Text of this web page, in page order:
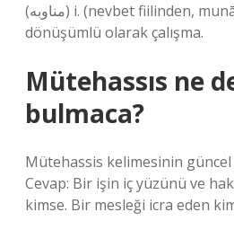
(ﻣﻨﺎﻭﺑﻪ) i. (nevbet fiilinden, munāvebe) Vardiyalı,
dönüşümlü olarak çalışma.
Mütehassıs ne
bulmaca?
Mütehassis kelimesinin güncel
Cevap: Bir işin iç yüzünü ve
kimse. Bir mesleği icra eden